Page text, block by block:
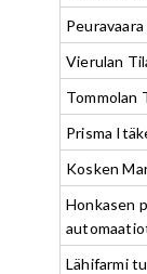
Vierulan
Tommolan
Prisma
Kosken
Honkasen
Lähifarmi